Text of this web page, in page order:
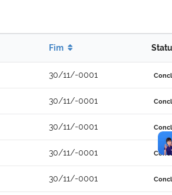
Fim
30/11/-0001
30/11/-0001
30/11/-0001
30/11/-0001
30/11/-0001